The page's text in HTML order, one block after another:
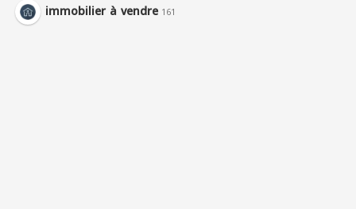
immobilier à vendre 161